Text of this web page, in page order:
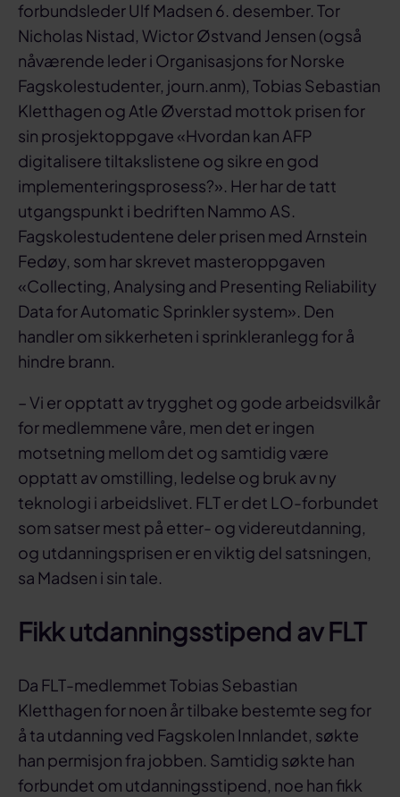
forbundsleder Ulf Madsen 6. desember. Tor
Nicholas Nistad, Wictor Østvand Jensen (også
nåværende leder i Organisasjons for Norske
Fagskolestudenter, journ.anm), Tobias Sebastian
Kletthagen og Atle Øverstad mottok prisen for
sin prosjektoppgave «Hvordan kan AFP
digitalisere tiltakslistene og sikre en god
implementeringsprosess?». Her har de tatt
utgangspunkt i bedriften Nammo AS.
Fagskolestudentene deler prisen med Arnstein
Fedøy, som har skrevet masteroppgaven
«Collecting, Analysing and Presenting Reliability
Data for Automatic Sprinkler system». Den
handler om sikkerheten i sprinkleranlegg for å
hindre brann.
– Vi er opptatt av trygghet og gode arbeidsvilkår
for medlemmene våre, men det er ingen
motsetning mellom det og samtidig være
opptatt av omstilling, ledelse og bruk av ny
teknologi i arbeidslivet. FLT er det LO-forbundet
som satser mest på etter- og videreutdanning,
og utdanningsprisen er en viktig del satsningen,
sa Madsen i sin tale.
Fikk utdanningsstipend av FLT
Da FLT-medlemmet Tobias Sebastian
Kletthagen for noen år tilbake bestemte seg for
å ta utdanning ved Fagskolen Innlandet, søkte
han permisjon fra jobben. Samtidig søkte han
forbundet om utdanningsstipend, noe han fikk